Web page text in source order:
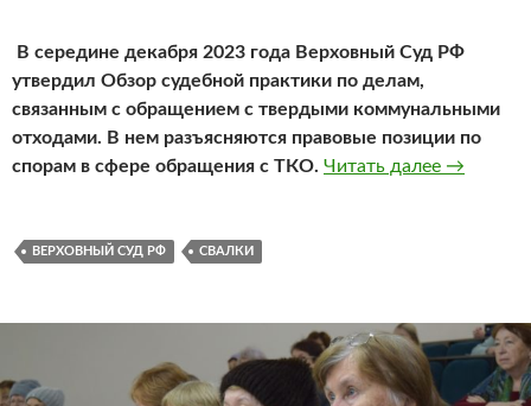
В середине декабря 2023 года Верховный Суд РФ
утвердил Обзор судебной практики по делам,
связанным с обращением с твердыми коммунальными
отходами. В нем разъясняются правовые позиции по
спорам в сфере обращения с ТКО. Читать далее Спорные
→
ВЕРХОВНЫЙ СУД РФ СВАЛКИ